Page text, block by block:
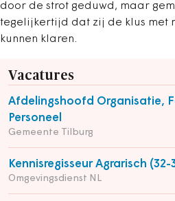
door de strot geduwd, maar
tegelijkertijd dat zij de klus met
kunnen klaren.
Vacatures
Afdelingshoofd Organisatie,
Personeel
Gemeente Tilburg
Kennisregisseur Agrarisch (32-
Omgevingsdienst NL